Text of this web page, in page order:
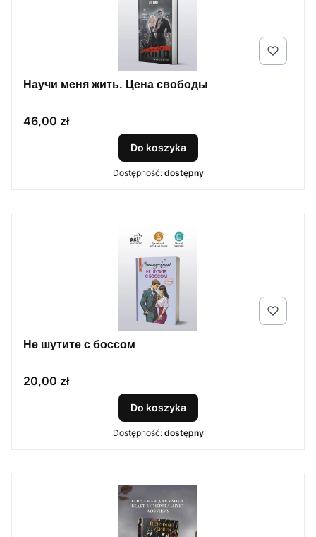
Научи меня жить. Цена свободы
Cena
46,00 zł
Do koszyka
Dostępność: dostępny
Не шутите с боссом
Cena
20,00 zł
Do koszyka
Dostępność: dostępny